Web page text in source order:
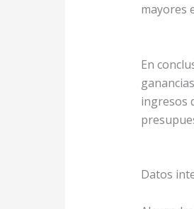
mayores
En
ingresos
Datos